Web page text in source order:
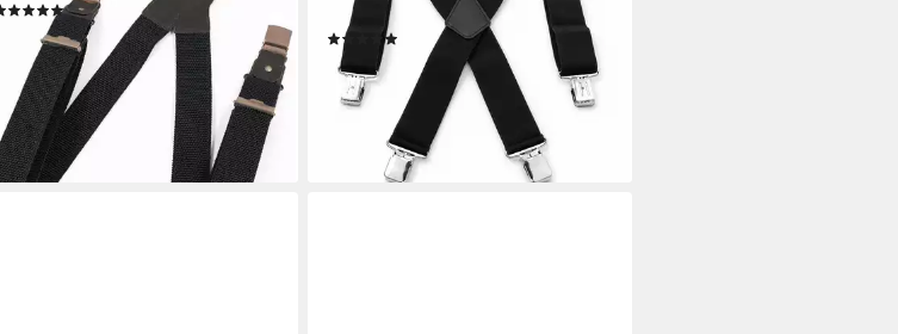
(5)
69,99 € UVP 79,99 €
lieferbar - in 2-3 Werktagen bei dir
Männer und Frauen
12,99 €
lieferbar - in 2-3 Werktagen bei dir